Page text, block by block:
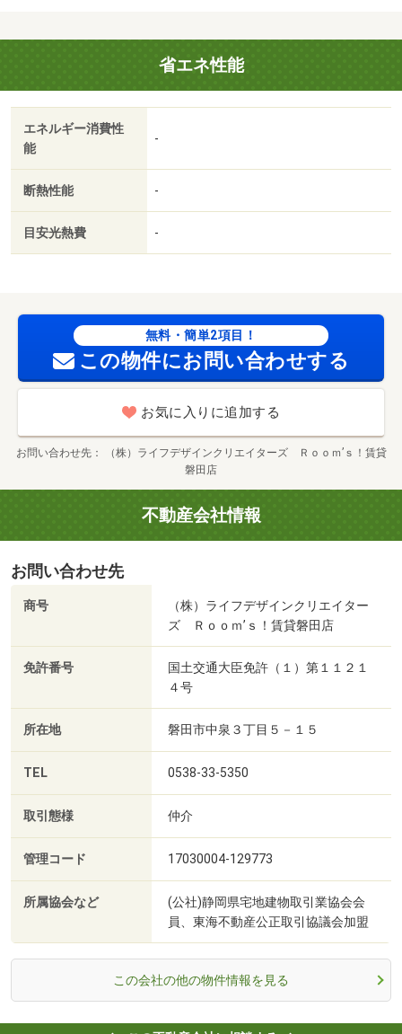
省エネ性能
エネルギー消費性
能
-
断熱性能 -
目安光熱費 -
無料・簡単2項目！
この物件にお問い合わせする
お気に入りに追加する
お問い合わせ先
（株）ライフデザインクリエイターズ Ｒｏｏｍ’ｓ！賃貸
磐田店
不動産会社情報
お問い合わせ先
商号
（株）ライフデザインクリエイター
ズ Ｒｏｏｍ’ｓ！賃貸磐田店
免許番号
国土交通大臣免許（１）第１１２１
４号
所在地 磐田市中泉３丁目５－１５
TEL 0538-33-5350
取引態様 仲介
管理コード 17030004-129773
所属協会など
(公社)静岡県宅地建物取引業協会会
員、東海不動産公正取引協議会加盟
この会社の他の物件情報を見る